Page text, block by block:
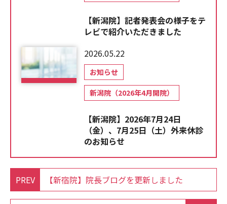
【新潟院】記者発表会の様子をテ
レビで紹介いただきました
2026.05.22
お知らせ
新潟院（2026年4月開院）
【新潟院】2026年7月24日
（金）、7月25日（土）外来休診
のお知らせ
PREV 【新宿院】院長ブログを更新しました